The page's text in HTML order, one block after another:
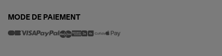
MODE DE PAIEMENT